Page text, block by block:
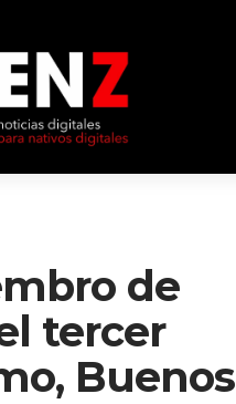
de
tercer
Buenos